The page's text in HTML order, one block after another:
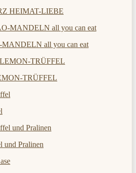
HEIMAT-LIEBE
all you can eat
TRÜFFEL
und Pralinen